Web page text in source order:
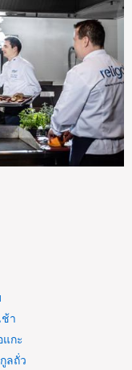
ช้า
แกะ
ลถั่ว